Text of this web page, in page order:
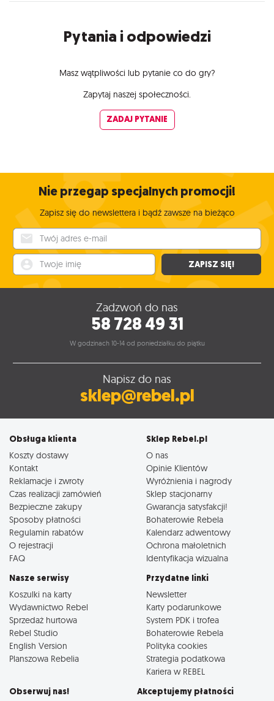
Pytania i odpowiedzi
Masz wątpliwości lub pytanie co do gry?
Zapytaj naszej społeczności.
ZADAJ PYTANIE
Nie przegap specjalnych promocji!
Zapisz się do newslettera i bądź zawsze na bieżąco
ZAPISZ SIĘ!
Zadzwoń do nas
58 728 49 31
W godzinach 10-14 od poniedziałku do piątku
Napisz do nas
sklep@rebel.pl
Obsługa klienta
Koszty dostawy
Kontakt
Reklamacje i zwroty
Czas realizacji zamówień
Bezpieczne zakupy
Sposoby płatności
Regulamin rabatów
O rejestracji
FAQ
Sklep Rebel.pl
O nas
Opinie Klientów
Wyróżnienia i nagrody
Sklep stacjonarny
Gwarancja satysfakcji!
Bohaterowie Rebela
Kalendarz adwentowy
Ochrona małoletnich
Identyfikacja wizualna
Nasze serwisy
Koszulki na karty
Wydawnictwo Rebel
Sprzedaż hurtowa
Rebel Studio
English Version
Planszowa Rebelia
Przydatne linki
Newsletter
Karty podarunkowe
System PDK i trofea
Bohaterowie Rebela
Polityka cookies
Strategia podatkowa
Kariera w REBEL
Obserwuj nas! Akceptujemy płatności